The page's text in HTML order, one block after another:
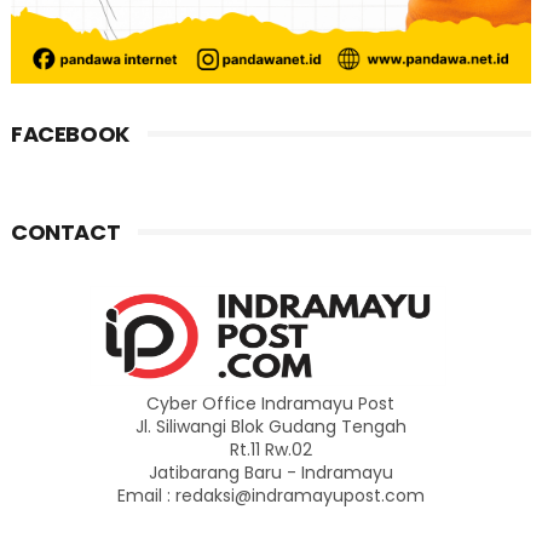
FACEBOOK
CONTACT
Cyber Office Indramayu Post
Jl. Siliwangi Blok Gudang Tengah
Rt.11 Rw.02
Jatibarang Baru - Indramayu
Email : redaksi@indramayupost.com